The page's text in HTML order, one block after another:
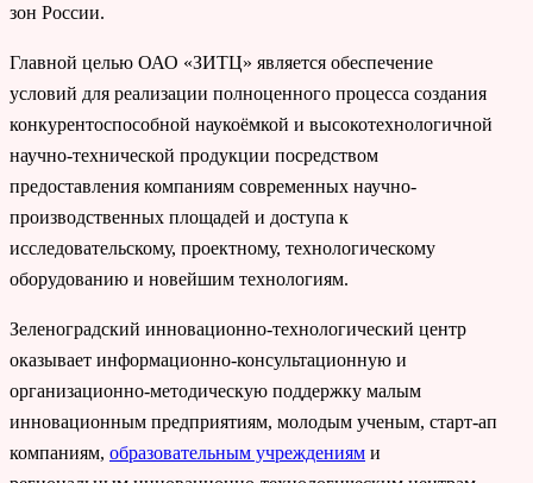
зон России.
Главной целью ОАО «ЗИТЦ» является обеспечение
условий для реализации полноценного процесса создания
конкурентоспособной наукоёмкой и высокотехнологичной
научно-технической продукции посредством
предоставления компаниям современных научно-
производственных площадей и доступа к
исследовательскому, проектному, технологическому
оборудованию и новейшим технологиям.
Зеленоградский инновационно-технологический центр
оказывает информационно-консультационную и
организационно-методическую поддержку малым
инновационным предприятиям, молодым ученым, старт-ап
компаниям, образовательным учреждениям и